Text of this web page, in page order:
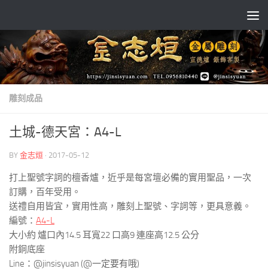
雕刻成品
土城-德天宮：A4-L
BY 金志烜 · 2017-05-12
打上聖號字詞的檀香爐，近乎是每宮壇必備的實用聖品，一次
訂購，百年受用。
送禮自用皆宜，實用性高，雕刻上聖號、字詞等，更具意義。
編號： A4-L
大小約 爐口內14.5 耳寬22 口高9 連座高12.5 公分
附銅底座
Line：@jinsisyuan (@一定要有哦)